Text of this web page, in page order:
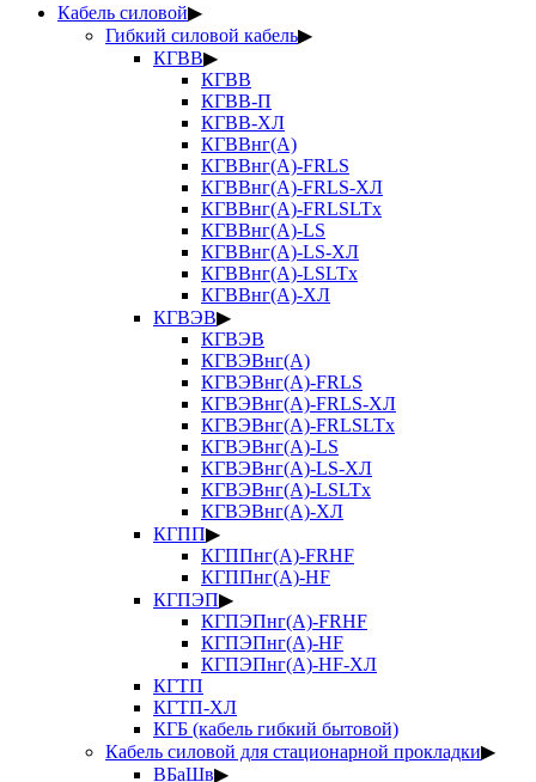
Кабель силовой▶
Гибкий силовой кабель▶
КГВВ▶
КГВВ
КГВВ-П
КГВВ-ХЛ
КГВВнг(А)
КГВВнг(А)-FRLS
КГВВнг(А)-FRLS-ХЛ
КГВВнг(А)-FRLSLTx
КГВВнг(А)-LS
КГВВнг(А)-LS-ХЛ
КГВВнг(А)-LSLTx
КГВВнг(А)-ХЛ
КГВЭВ▶
КГВЭВ
КГВЭВнг(А)
КГВЭВнг(А)-FRLS
КГВЭВнг(А)-FRLS-ХЛ
КГВЭВнг(А)-FRLSLTx
КГВЭВнг(А)-LS
КГВЭВнг(А)-LS-ХЛ
КГВЭВнг(А)-LSLTx
КГВЭВнг(А)-ХЛ
КГПП▶
КГППнг(А)-FRHF
КГППнг(А)-HF
КГПЭП▶
КГПЭПнг(А)-FRHF
КГПЭПнг(А)-HF
КГПЭПнг(А)-HF-ХЛ
КГТП
КГТП-ХЛ
КГБ (кабель гибкий бытовой)
Кабель силовой для стационарной прокладки▶
ВБаШв▶